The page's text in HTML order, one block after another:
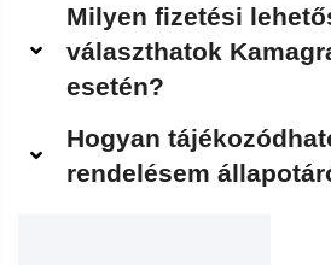
Milyen fizetési
választhatok
esetén?
Hogyan
rendelésem